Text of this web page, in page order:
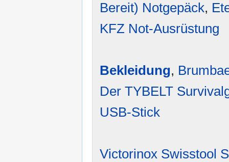
Bereit) Notgepäck,
KFZ Not-Ausrüstung
Bekleidung,
Der TYBELT
USB-Stick
Victorinox Swisstool